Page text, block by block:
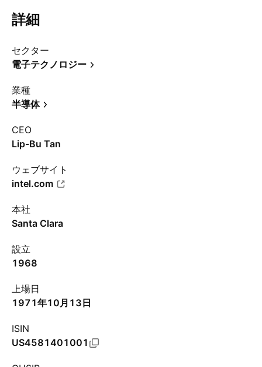
詳細
セクター
電子テクノロジー
業種
半導体
CEO
Lip-Bu Tan
ウェブサイト
intel.com
本社
Santa Clara
設立
1968
上場日
1971年10月13日
ISIN
US4581401001